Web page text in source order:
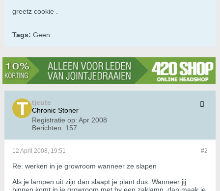
greetz cookie .
Tags: Geen
tjeute
Chronic Stoner
Registratie op: Apr 2008
Berichten: 157
#2
12 April 2008, 19:51
Re: werken in je growroom wanneer ze slapen
Als je lampen uit zijn dan slaapt je plant dus. Wanneer jij